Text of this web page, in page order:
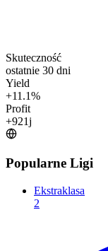
Skuteczność
ostatnie 30 dni
Yield
+11.1%
Profit
+921j
Popularne Ligi
Ekstraklasa
2